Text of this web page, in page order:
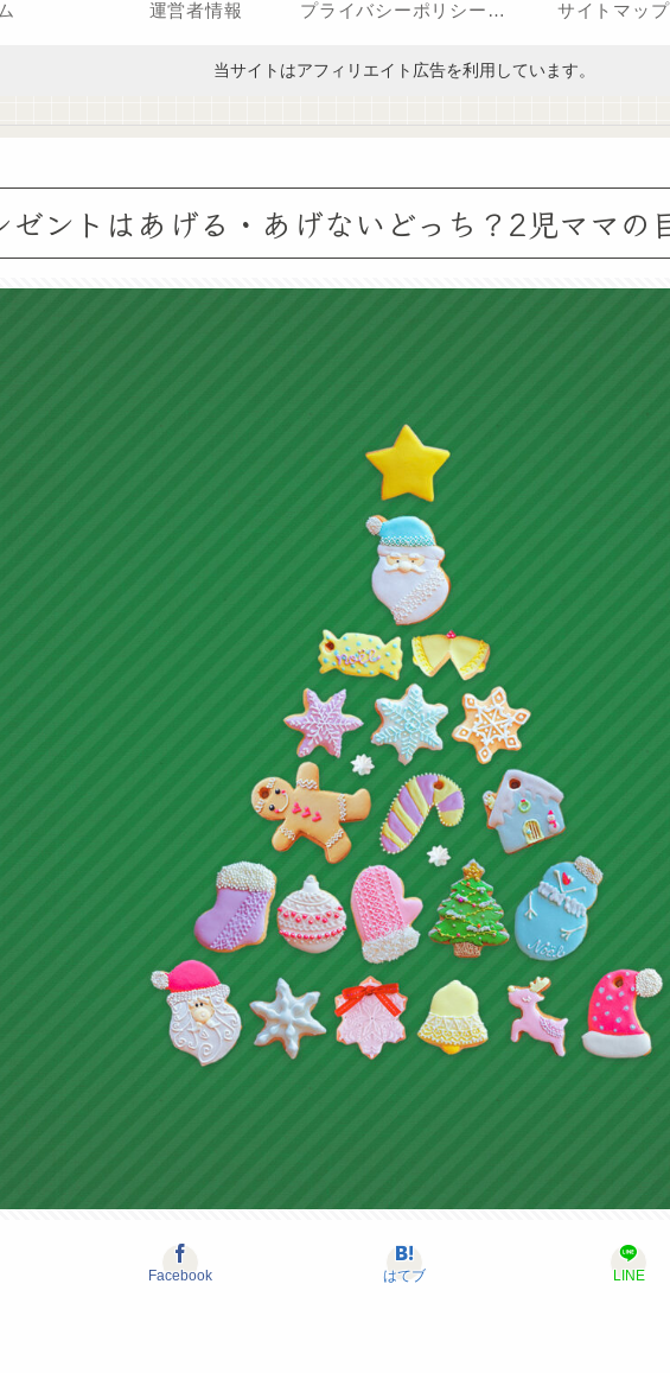
運営者情報 プライバシーポリシー（改正電気通信事業法・外部送信規律に関する事項を含む） サイトマップ
当サイトはアフィリエイト広告を利用しています。
ントはあげる・あげないどっち？2児ママの
Facebook はてブ LINE